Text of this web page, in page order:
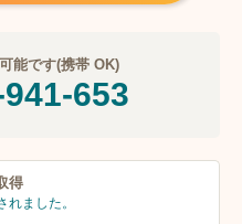
能です(携帯 OK)
653
得
れました。